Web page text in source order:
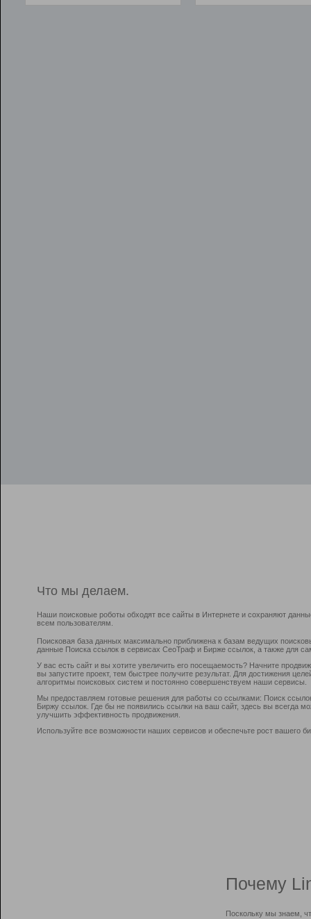
Что мы делаем.
Наши поисковые роботы обходят все сайты в Интернете и сохраняют
всем пользователям.
Поисковая база данных максимально приближена к базам ведущих
данные Поиска ссылок в сервисах СеоТраф и Бирже ссылок, а также для
У вас есть сайт и вы хотите увеличить его посещаемость? Начните
вы запустите проект, тем быстрее получите результат. Для достижения
алгоритмы поисковых систем и постоянно совершенствуем наши сервисы.
Мы предоставляем готовые решения для работы со ссылками: Поиск
Биржу ссылок. Где бы не появились ссылки на ваш сайт, здесь вы всегда
улучшить эффективность продвижения.
Используйте все возможности наших сервисов и обеспечьте рост вашего
Почему
Поскольку мы знаем,